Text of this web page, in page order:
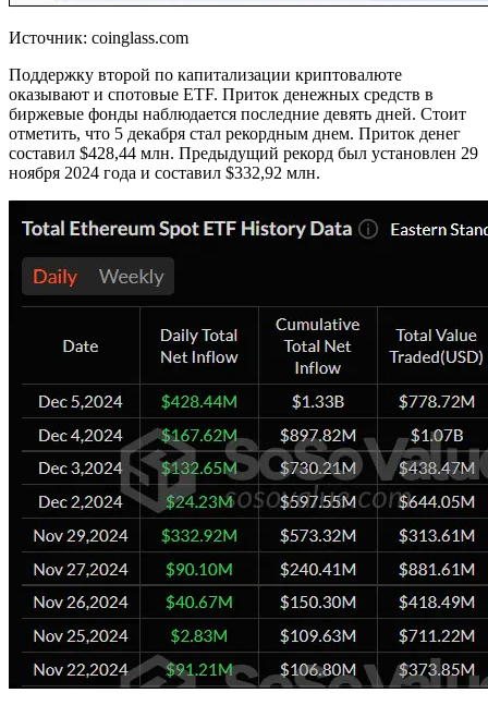
Источник: coinglass.com
Поддержку второй по капитализации криптовалюте
оказывают и спотовые ETF. Приток денежных средств в
биржевые фонды наблюдается последние девять дней. Стоит
отметить, что 5 декабря стал рекордным днем. Приток денег
составил $428,44 млн. Предыдущий рекорд был установлен 29
ноября 2024 года и составил $332,92 млн.